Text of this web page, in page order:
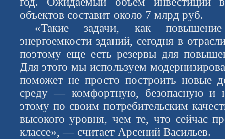
объектов составит около 7 млрд руб.
«Такие задачи, как
энергоемкости зданий, сегодня в
поэтому еще есть резервы для
Для этого мы используем
поможет не просто построить новые
среду — комфортную, безопасную и
этому по своим потребительским
высокого уровня, чем те, что сейчас
классе», — считает Арсений Васильев.